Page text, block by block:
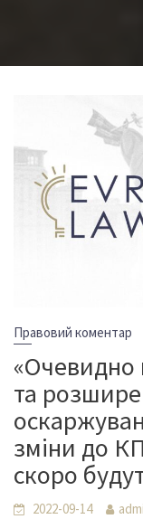
Правовий коментар
«Очевидно
та
зміни до
скоро
2022-09-14